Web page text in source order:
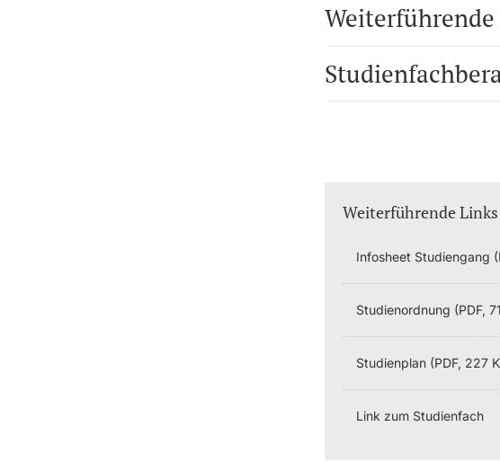
Weiterführende
Infosheet Studiengang
Studienordnung (PDF,
Studienplan (PDF, 227
Link zum Studienfach